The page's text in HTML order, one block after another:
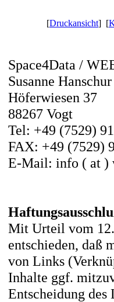
[Druckansicht] [
Space4Data /
Susanne Hanschur
Höferwiesen 37
88267 Vogt
Tel: +49 (7529)
FAX: +49 (7529)
E-Mail: info ( at )
Mit Urteil vom
entschieden, daß
von Links
Inhalte ggf.
Entscheidung